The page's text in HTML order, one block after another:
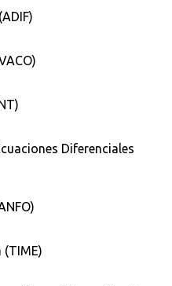
Diferenciales
(TIME)